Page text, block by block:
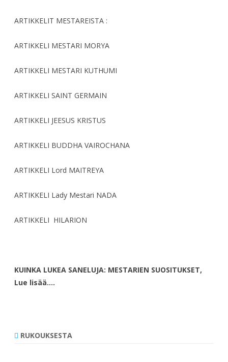
ARTIKKELIT MESTAREISTA :
ARTIKKELI MESTARI MORYA
ARTIKKELI MESTARI KUTHUMI
ARTIKKELI SAINT GERMAIN
ARTIKKELI JEESUS KRISTUS
ARTIKKELI BUDDHA VAIROCHANA
ARTIKKELI Lord MAITREYA
ARTIKKELI Lady Mestari NADA
ARTIKKELI HILARION
KUINKA LUKEA SANELUJA: MESTARIEN SUOSITUKSET,
Lue lisää….
RUKOUKSESTA